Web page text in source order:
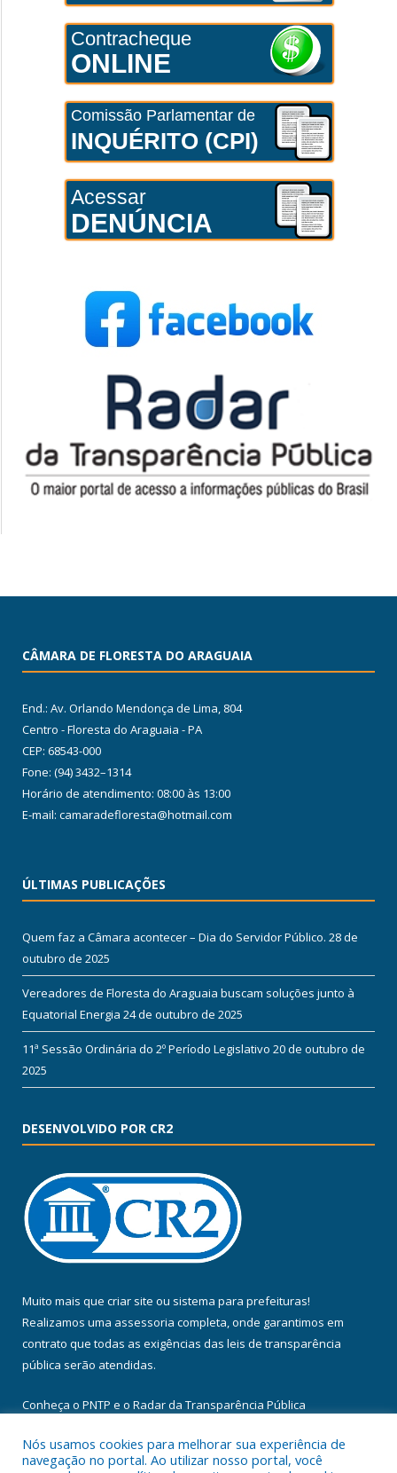
Contracheque
ONLINE
Comissão Parlamentar de
INQUÉRITO (CPI)
Acessar
DENÚNCIA
CÂMARA DE FLORESTA DO ARAGUAIA
End.: Av. Orlando Mendonça de Lima, 804
Centro - Floresta do Araguaia - PA
CEP: 68543-000
Fone: (94) 3432–1314
Horário de atendimento: 08:00 às 13:00
E-mail: camaradefloresta@hotmail.com
ÚLTIMAS PUBLICAÇÕES
Quem faz a Câmara acontecer – Dia do Servidor Público. 28 de
outubro de 2025
Vereadores de Floresta do Araguaia buscam soluções junto à
Equatorial Energia 24 de outubro de 2025
11ª Sessão Ordinária do 2º Período Legislativo 20 de outubro de
2025
DESENVOLVIDO POR CR2
Muito mais que criar site ou sistema para prefeituras!
Realizamos uma assessoria completa, onde garantimos em
contrato que todas as exigências das leis de transparência
pública serão atendidas.
Conheça o PNTP e o Radar da Transparência Pública
Nós usamos cookies para melhorar sua experiência de
navegação no portal. Ao utilizar nosso portal, você